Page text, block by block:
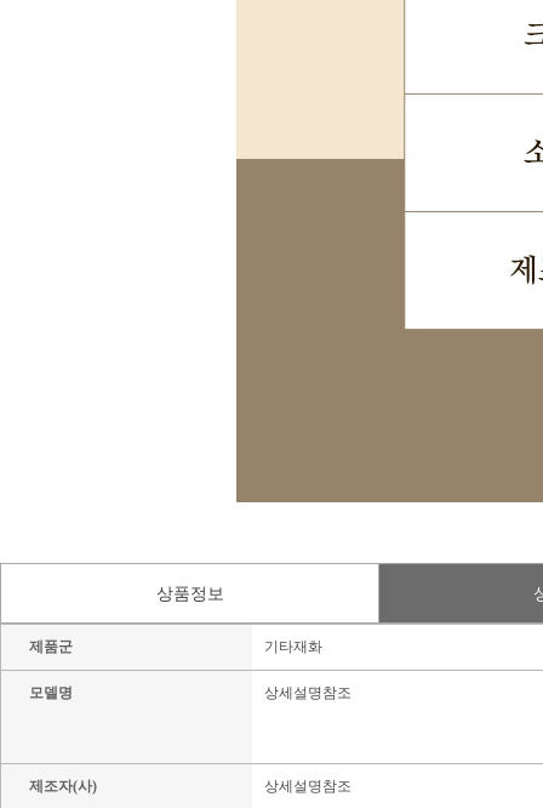
상품정보
제품군 기타재화
모델명 상세설명참조
제조자(사) 상세설명참조